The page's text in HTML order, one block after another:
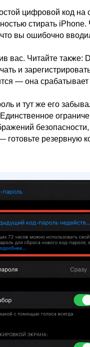
цифровой код
стирать
вы ошибочно
вас. Читайте
и
— она
и тут же его
безопасности,
готовьте резервную